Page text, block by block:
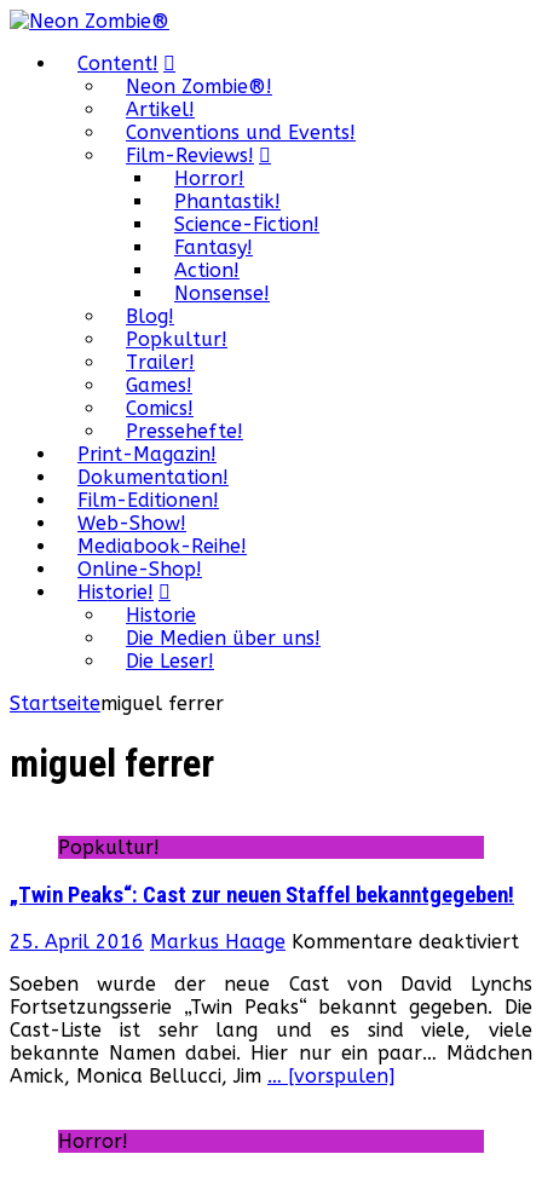
Content!
Neon Zombie®!
Artikel!
Conventions und Events!
Film-Reviews!
Horror!
Phantastik!
Science-Fiction!
Fantasy!
Action!
Nonsense!
Blog!
Popkultur!
Trailer!
Games!
Comics!
Pressehefte!
Print-Magazin!
Dokumentation!
Film-Editionen!
Web-Show!
Mediabook-Reihe!
Online-Shop!
Historie!
Historie
Die Medien über uns!
Die Leser!
Startseitemiguel ferrer
miguel ferrer
Popkultur!
„Twin Peaks“: Cast zur neuen Staffel bekanntgegeben!
25. April 2016 Markus Haage Kommentare deaktiviert
Soeben wurde der neue Cast von David Lynchs
Fortsetzungsserie „Twin Peaks“ bekannt gegeben. Die
Cast-Liste ist sehr lang und es sind viele, viele
bekannte Namen dabei. Hier nur ein paar… Mädchen
Amick, Monica Bellucci, Jim … [vorspulen]
Horror!